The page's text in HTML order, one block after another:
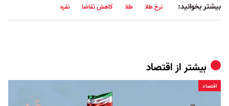
بیشتر بخوانید: نرخ طلا طلا کاهش تقاضا نقره
بیشتر ازاقتصاد
اقتصاد